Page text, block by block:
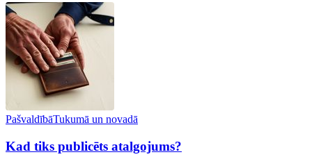
PašvaldībāTukumā un novadā
Kad tiks publicēts atalgojums?